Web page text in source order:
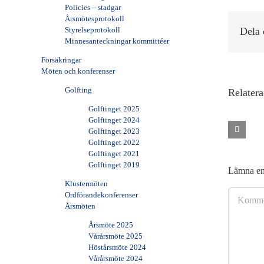
Dela
Lämna
Kommentar
Policies – stadgar
Årsmötesprotokoll
Styrelseprotokoll
Minnesanteckningar kommittéer
Försäkringar
Möten och konferenser
Golfting
Golftinget 2025
Golftinget 2024
Golftinget 2023
Golftinget 2022
Golftinget 2021
Golftinget 2019
Klustermöten
Ordförandekonferenser
Årsmöten
Årsmöte 2025
Vårårsmöte 2025
Höstårsmöte 2024
Vårårsmöte 2024